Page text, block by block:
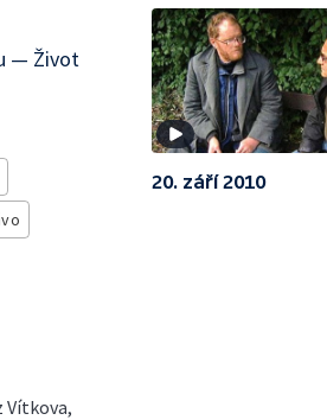
— Život
Vítkova,
20. září 2010